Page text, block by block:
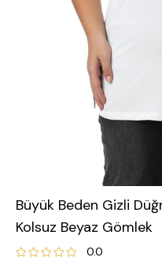
Büyük Beden Gizli
Kolsuz Beyaz Gömlek
0.0